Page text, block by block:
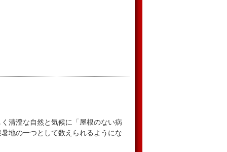
清澄な自然と気候に「屋根のない病
地の一つとして数えられるようにな